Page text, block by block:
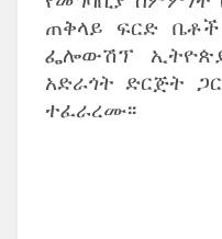
ጠቅላይ ፍርድ
ፌሎውሽፕ
አድራጎት ድርጅት
ተፈራረሙ፡፡